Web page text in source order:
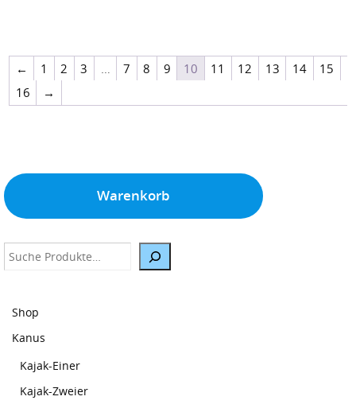
← 1 2 3 7 8 9 10 11 12 13 14
15
16
→
Warenkorb
Suche
Shop
Kanus
Kajak-Einer
Kajak-Zweier